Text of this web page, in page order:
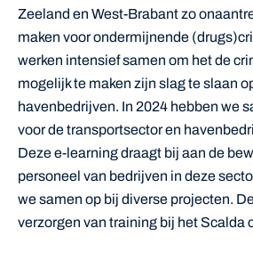
Zeeland en West-Brabant zo
maken voor ondermijnende
werken intensief samen om het de
mogelijk te maken zijn slag te slaan
havenbedrijven. In 2024 hebben we
voor de transportsector en
Deze e-learning draagt bij aan de
personeel van bedrijven in deze
we samen op bij diverse projecten.
verzorgen van training bij het Scalda